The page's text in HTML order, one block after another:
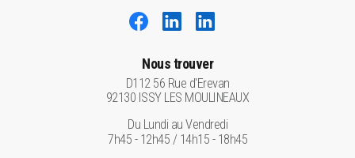
Nous trouver
D112 56 Rue d'Erevan
92130 ISSY LES MOULINEAUX
Du Lundi au Vendredi
7h45 - 12h45 / 14h15 - 18h45